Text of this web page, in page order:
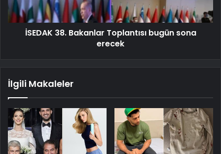
İSEDAK 38. Bakanlar Toplantısı bugün sona
erecek
İlgili Makaleler